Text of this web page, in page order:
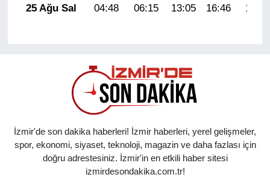
25 Ağu Sal
04:48 06:15 13:05 16:46 19:45
İzmir'de son dakika haberleri! İzmir haberleri, yerel gelişmeler,
spor, ekonomi, siyaset, teknoloji, magazin ve daha fazlası için
doğru adrestesiniz. İzmir'in en etkili haber sitesi
izmirdesondakika.com.tr!